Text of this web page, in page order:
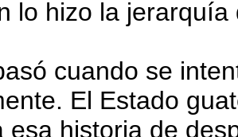
lo hizo la
cuando se
El Estado
esa historia de